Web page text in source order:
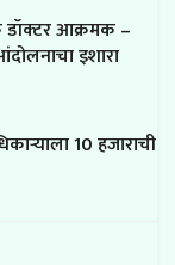
डॉक्टर आक्रमक –
इशारा
10 हजाराची